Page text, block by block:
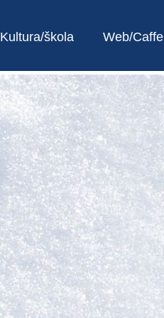
Kultura/škola Web/Caffe